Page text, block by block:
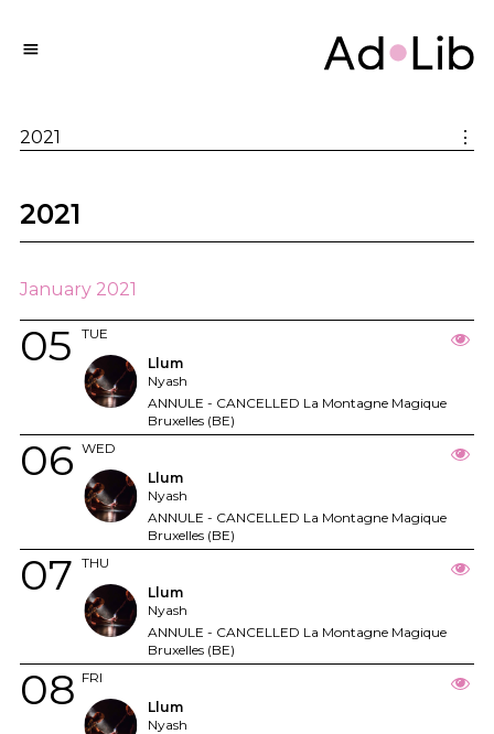
2021 ⋮
2021
January 2021
TUE
05
Llum
Nyash
ANNULE - CANCELLED La Montagne Magique
Bruxelles (BE)
WED
06
Llum
Nyash
ANNULE - CANCELLED La Montagne Magique
Bruxelles (BE)
THU
07
Llum
Nyash
ANNULE - CANCELLED La Montagne Magique
Bruxelles (BE)
FRI
08
Llum
Nyash